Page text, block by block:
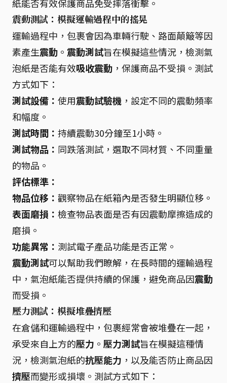
紙能否有效保護商品免受摔落衝擊。
震動測試：模擬運輸過程中的搖晃
運輸過程中，包裹會因為車輛行駛、路面顛簸等因
素產生震動 。 震動測試旨在模擬這些情況，檢測氣
泡紙是否能有效吸收震動 ，保護商品不受損。測試
方式如下：
測試設備： 使用震動試驗機 ，設定不同的震動頻率
和幅度。
測試時間： 持續震動30分鐘至1小時。
測試物品： 同跌落測試，選取不同材質、不同重量
的物品。
評估標準：
物品位移： 觀察物品在紙箱內是否發生明顯位移。
表面磨損： 檢查物品表面是否有因震動摩擦造成的
磨損。
功能異常： 測試電子產品功能是否正常。
震動測試可以幫助我們瞭解，在長時間的運輸過程
中，氣泡紙能否提供持續的保護，避免商品因震動
而受損。
壓力測試：模擬堆疊擠壓
在倉儲和運輸過程中，包裹經常會被堆疊在一起，
承受來自上方的壓力 。 壓力測試旨在模擬這種情
況，檢測氣泡紙的抗壓能力 ，以及能否防止商品因
擠壓而變形或損壞。測試方式如下：